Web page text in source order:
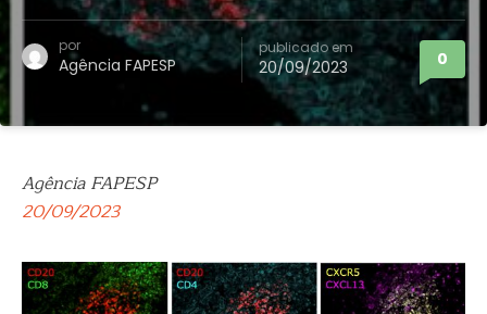
por
Agência FAPESP
publicado em
20/09/2023 0
Agência FAPESP
20/09/2023